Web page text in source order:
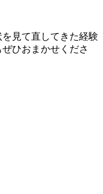
見て直してきた経験
ひおまかせくださ